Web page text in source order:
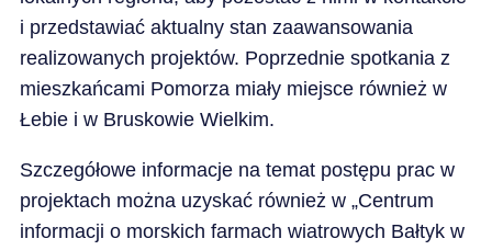
i przedstawiać aktualny stan zaawansowania
realizowanych projektów. Poprzednie spotkania z
mieszkańcami Pomorza miały miejsce również w
Łebie i w Bruskowie Wielkim.
Szczegółowe informacje na temat postępu prac w
projektach można uzyskać również w „Centrum
informacji o morskich farmach wiatrowych Bałtyk w